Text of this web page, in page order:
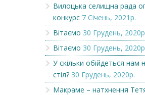
Вилоцька селищна рада
конкурс 7 Січень, 2021р.
Вітаємо 30 Грудень,
Вітаємо 30 Грудень,
У скільки обійдеться нам
стіл? 30 Грудень, 2020р.
Макраме – натхнення